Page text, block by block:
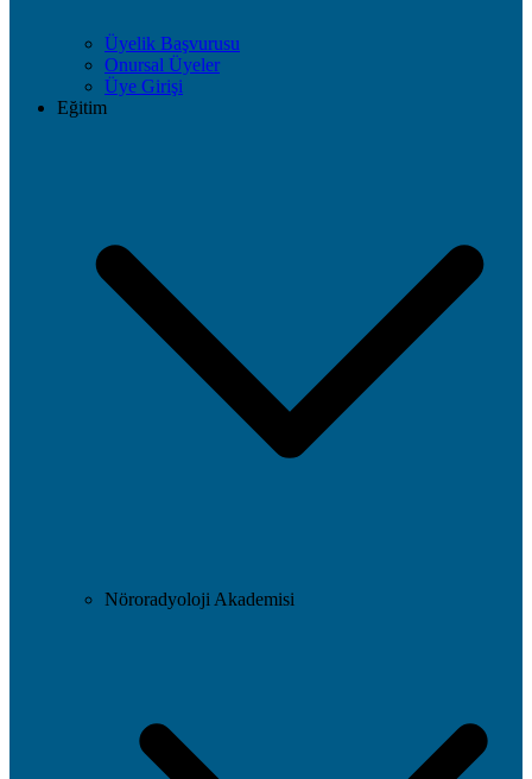
Üyelik Başvurusu
Onursal Üyeler
Üye Girişi
Eğitim
Nöroradyoloji Akademisi